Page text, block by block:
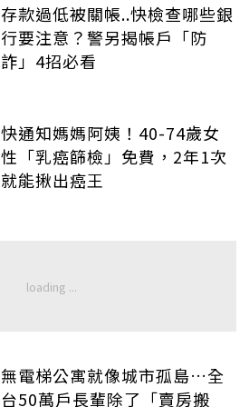
存款過低被關帳..快檢查哪些銀
行要注意？警另揭帳戶「防
詐」4招必看
快通知媽媽阿姨！40-74歲女
性「乳癌篩檢」免費，2年1次
就能揪出癌王
無電梯公寓就像城市孤島…全
台50萬戶長輩除了「賣房搬